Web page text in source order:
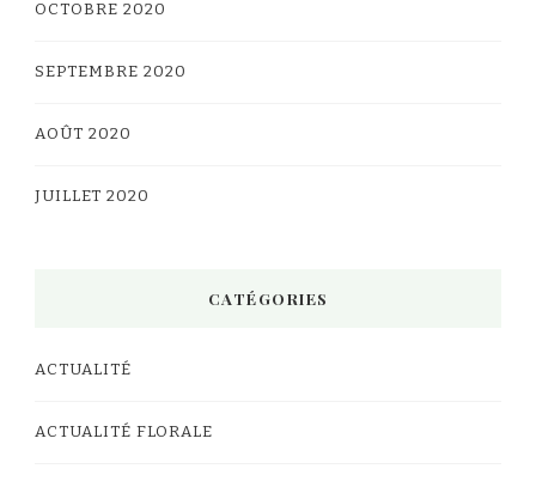
OCTOBRE 2020
SEPTEMBRE 2020
AOÛT 2020
JUILLET 2020
CATÉGORIES
ACTUALITÉ
ACTUALITÉ FLORALE